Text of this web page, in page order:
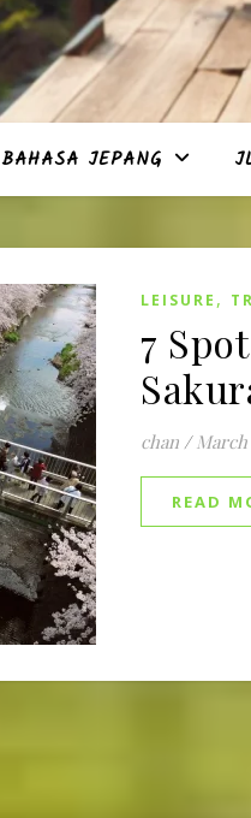
BAHASA JEPANG
LEISURE ,
7
chan / March
READ